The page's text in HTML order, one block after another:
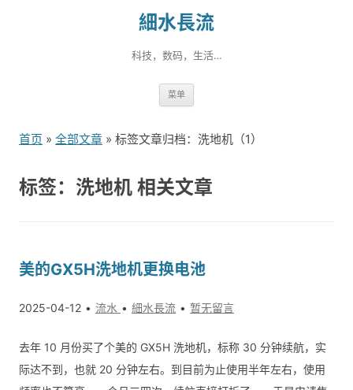
細水長流
科技，数码，生活…
菜单
到
首页 » 全部文章 » 标签文章归档：洗地机（1）
标签：洗地机 相关文章
美的GX5H洗地机更换电池
2025-04-12 流水 細水長流 暂无留言
去年 10 月份买了个美的 GX5H 洗地机，标称 30 分钟续航，实
际达不到，也就 20 分钟左右。到目前为止使用半年左右，使用